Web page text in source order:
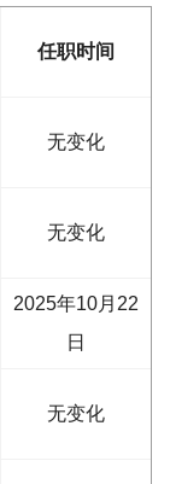
任职时间
无变化
无变化
2025年10月22
日
无变化